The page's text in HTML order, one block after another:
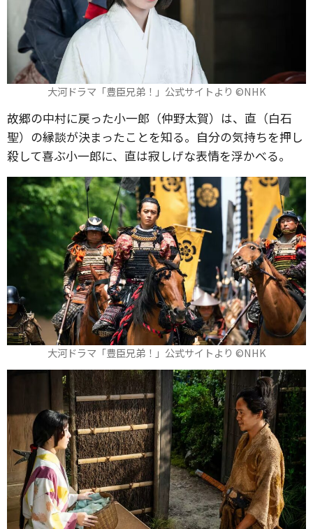
大河ドラマ「豊臣兄弟！」公式サイトより ©️NHK
故郷の中村に戻った小一郎（仲野太賀）は、直（白石
聖）の縁談が決まったことを知る。自分の気持ちを押し
殺して喜ぶ小一郎に、直は寂しげな表情を浮かべる。
大河ドラマ「豊臣兄弟！」公式サイトより ©️NHK